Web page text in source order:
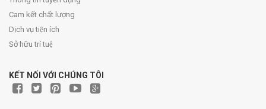
Cam kết chất lượng
Dịch vụ tiện ích
Sở hữu trí tuệ
KẾT NỐI VỚI CHÚNG TÔI